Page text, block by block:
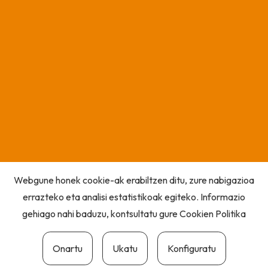
Webgune honek cookie-ak erabiltzen ditu, zure nabigazioa
errazteko eta analisi estatistikoak egiteko. Informazio
gehiago nahi baduzu, kontsultatu gureCookien Politika
Onartu Ukatu Konfiguratu